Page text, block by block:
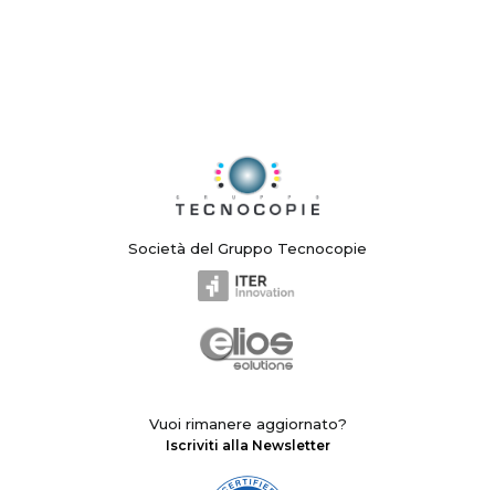
Società del Gruppo Tecnocopie
Vuoi rimanere aggiornato?
Iscriviti alla Newsletter